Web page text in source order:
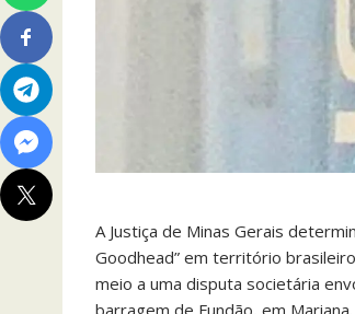
A Justiça de Minas Gerais
Goodhead” em território
meio a uma disputa societária